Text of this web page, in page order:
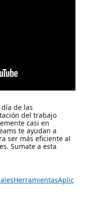
de las
del trabajo
casi en
te ayudan a
ser más eficiente al
Sumate a esta